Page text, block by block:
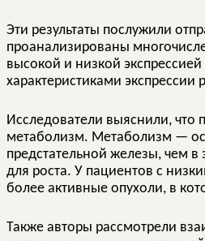
Эти результаты послужили
проанализированы
высокой и низкой
характеристиками экспрессии
Исследователи выяснили, что
метаболизм. Метаболизм —
предстательной железы, чем
для роста. У пациентов с
более активные опухоли, в
Также авторы рассмотрели